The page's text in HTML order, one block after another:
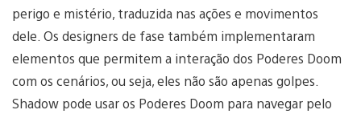
perigo e mistério, traduzida nas ações e movimentos
dele. Os designers de fase também implementaram
elementos que permitem a interação dos Poderes Doom
com os cenários, ou seja, eles não são apenas golpes.
Shadow pode usar os Poderes Doom para navegar pelo